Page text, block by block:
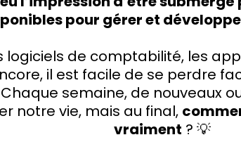
pour gérer et
logiciels de comptabilité, les
il est facile de se perdre
Chaque semaine, de nouveaux
notre vie, mais au final,
vraiment ? 💡